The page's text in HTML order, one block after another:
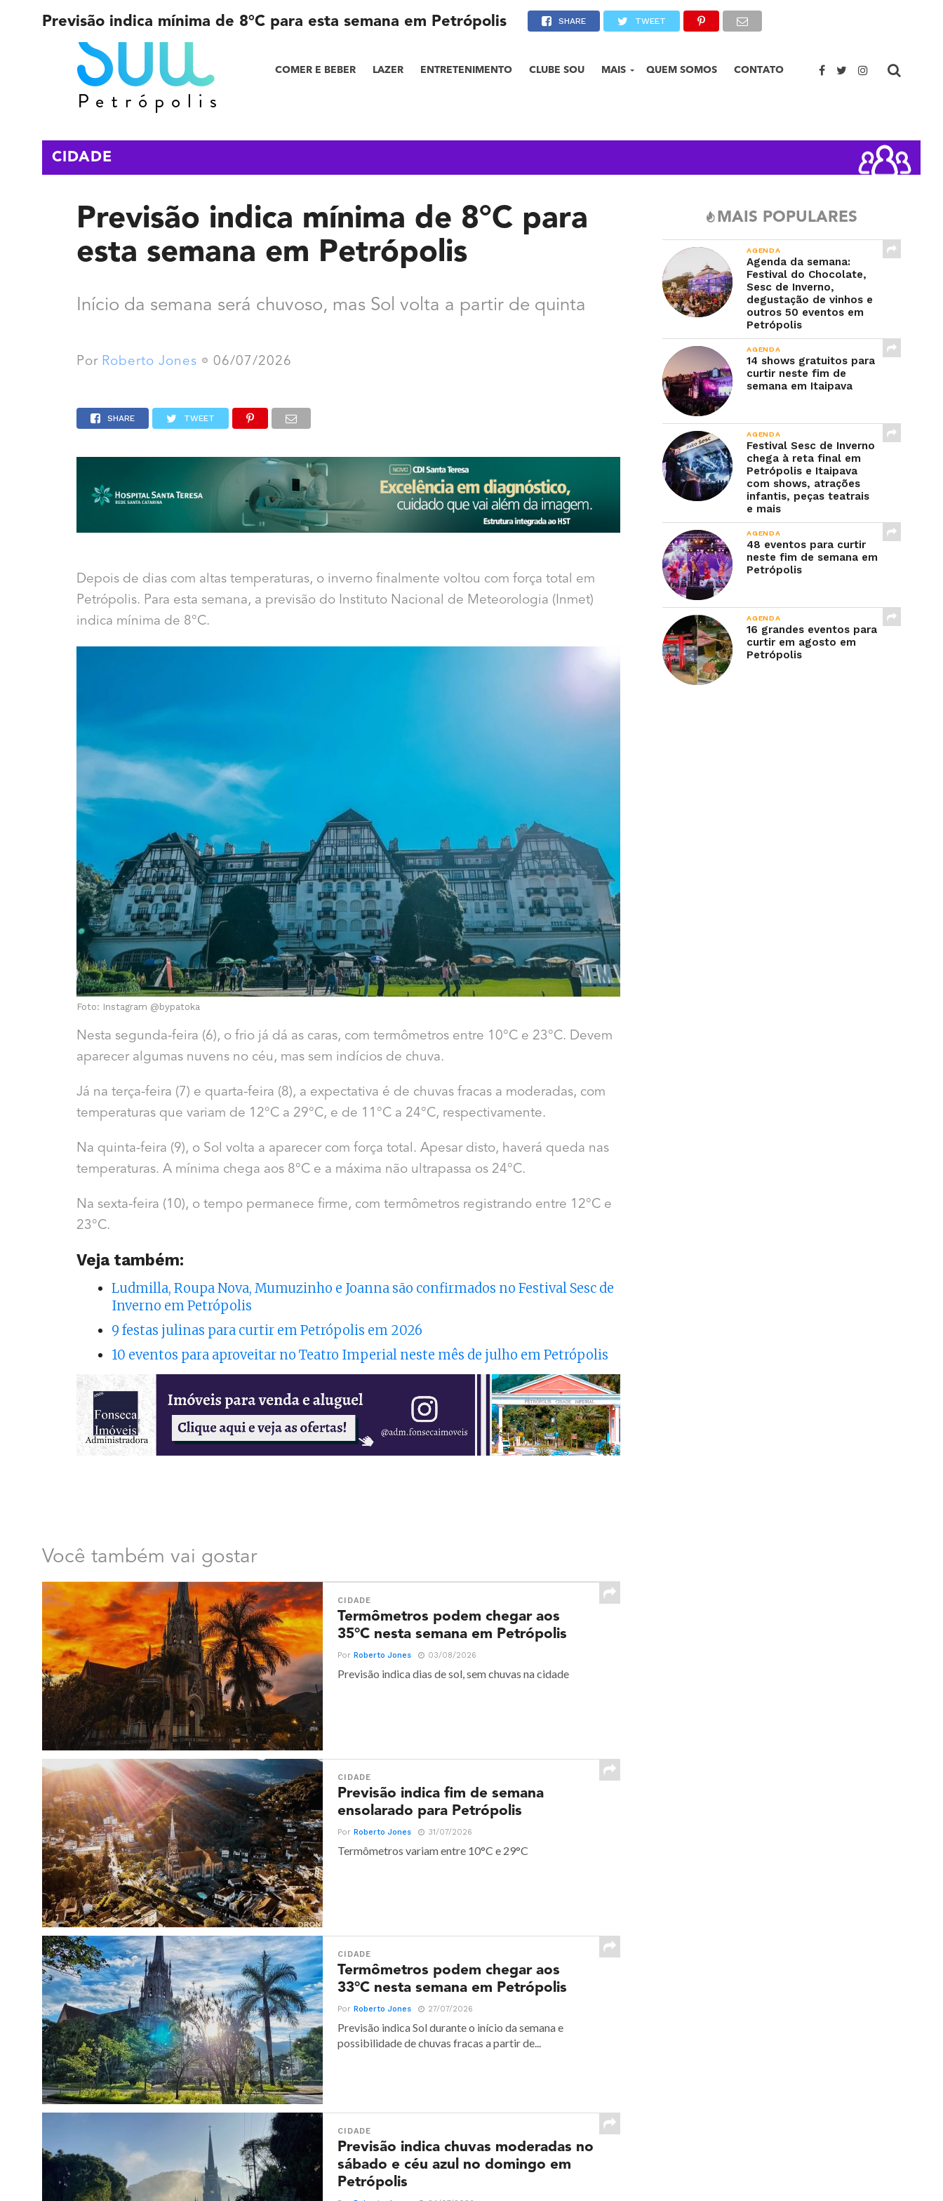
COMER E BEBER LAZER ENTRETENIMENTO CLUBE SOU MAIS QUEM SOMOS CONTATO
Previsão indica mínima de 8°C para esta semana em Petrópolis SHARE TWEET
CIDADE
Previsão indica mínima de 8°C para
esta semana em Petrópolis
Início da semana será chuvoso, mas Sol volta a partir de quinta
Por Roberto Jones 06/07/2026
SHARE TWEET
Depois de dias com altas temperaturas, o inverno finalmente voltou com força total em
Petrópolis. Para esta semana, a previsão do Instituto Nacional de Meteorologia (Inmet)
indica mínima de 8°C.
Foto: Instagram @bypatoka
Nesta segunda-feira (6), o frio já dá as caras, com termômetros entre 10°C e 23°C. Devem
aparecer algumas nuvens no céu, mas sem indícios de chuva.
Já na terça-feira (7) e quarta-feira (8), a expectativa é de chuvas fracas a moderadas, com
temperaturas que variam de 12°C a 29°C, e de 11°C a 24°C, respectivamente.
Na quinta-feira (9), o Sol volta a aparecer com força total. Apesar disto, haverá queda nas
temperaturas. A mínima chega aos 8°C e a máxima não ultrapassa os 24°C.
Na sexta-feira (10), o tempo permanece firme, com termômetros registrando entre 12°C e
23°C.
Veja também:
Ludmilla, Roupa Nova, Mumuzinho e Joanna são confirmados no Festival Sesc de
Inverno em Petrópolis
9 festas julinas para curtir em Petrópolis em 2026
10 eventos para aproveitar no Teatro Imperial neste mês de julho em Petrópolis
Você também vai gostar
CIDADE
Termômetros podem chegar aos
35°C nesta semana em Petrópolis
PorRoberto Jones 03/08/2026
Previsão indica dias de sol, sem chuvas na cidade
CIDADE
Previsão indica fim de semana
ensolarado para Petrópolis
PorRoberto Jones 31/07/2026
Termômetros variam entre 10°C e 29°C
CIDADE
Termômetros podem chegar aos
33°C nesta semana em Petrópolis
PorRoberto Jones 27/07/2026
Previsão indica Sol durante o início da semana e
possibilidade de chuvas fracas a partir de...
CIDADE
Previsão indica chuvas moderadas no
sábado e céu azul no domingo em
Petrópolis
MAIS POPULARES
AGENDA
Agenda da semana:
Festival do Chocolate,
Sesc de Inverno,
degustação de vinhos e
outros 50 eventos em
Petrópolis
AGENDA
14 shows gratuitos para
curtir neste fim de
semana em Itaipava
AGENDA
Festival Sesc de Inverno
chega à reta final em
Petrópolis e Itaipava
com shows, atrações
infantis, peças teatrais
e mais
AGENDA
48 eventos para curtir
neste fim de semana em
Petrópolis
AGENDA
16 grandes eventos para
curtir em agosto em
Petrópolis